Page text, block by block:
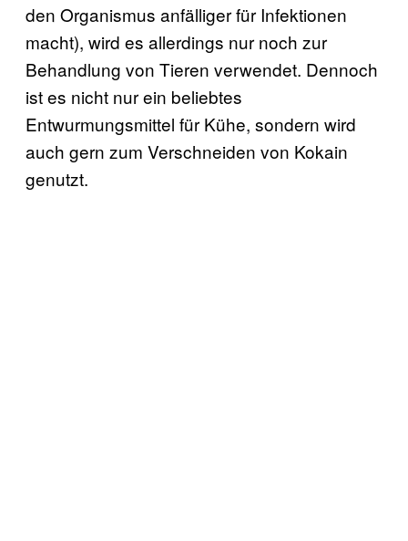
den Organismus anfälliger für Infektionen
macht), wird es allerdings nur noch zur
Behandlung von Tieren verwendet. Dennoch
ist es nicht nur ein beliebtes
Entwurmungsmittel für Kühe, sondern wird
auch gern zum Verschneiden von Kokain
genutzt.